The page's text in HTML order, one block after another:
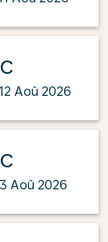
Aoû 2026
Aoû 2026